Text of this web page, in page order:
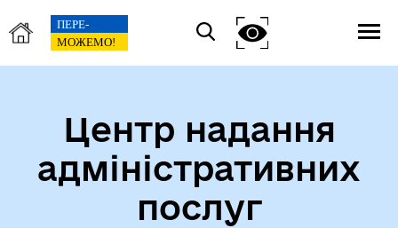
Центр надання
адміністративних
послуг